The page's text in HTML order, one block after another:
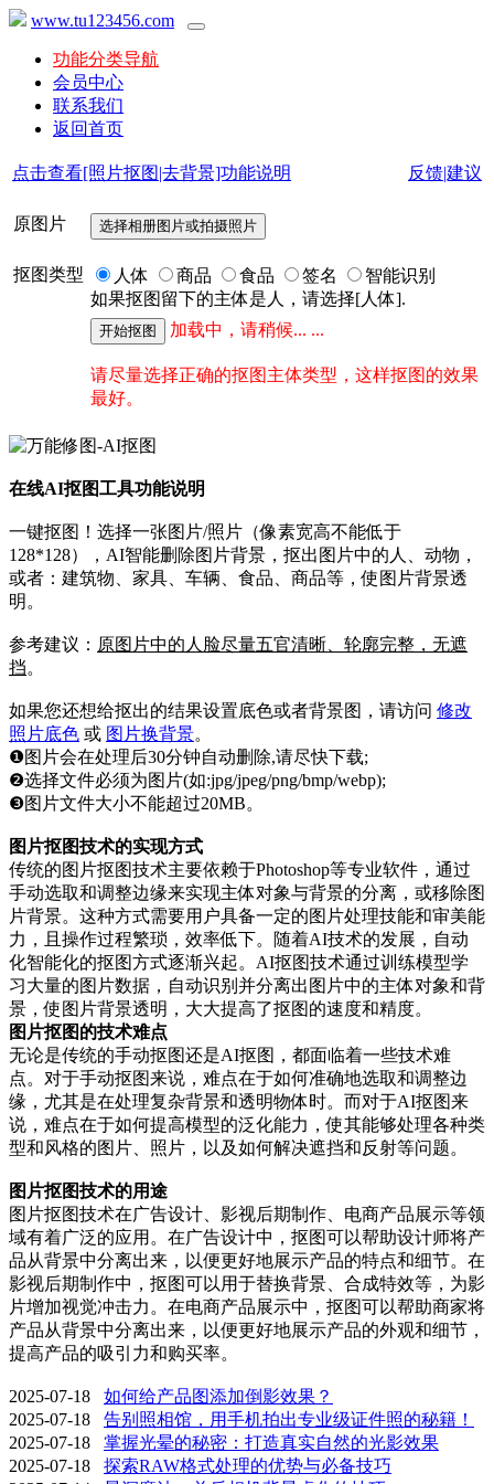
www.tu123456.com
功能分类导航
会员中心
联系我们
返回首页
点击查看[照片抠图|去背景]功能说明 反馈|建议
原图片
抠图类型 人体 商品 食品 签名
智能识别
如果抠图留下的主体是人，请选择[人体].
加载中，请稍候... ...
请尽量选择正确的抠图主体类型，这样抠图的效果
最好。
在线AI抠图工具功能说明
一键抠图！选择一张图片/照片（像素宽高不能低于
128*128），AI智能删除图片背景，抠出图片中的人、动物，
或者：建筑物、家具、车辆、食品、商品等，使图片背景透
明。
参考建议： 原图片中的人脸尽量五官清晰、轮廓完整，无遮
挡。
如果您还想给抠出的结果设置底色或者背景图，请访问 修改
照片底色 或 图片换背景。
❶图片会在处理后30分钟自动删除,请尽快下载;
❷选择文件必须为图片(如:jpg/jpeg/png/bmp/webp);
❸图片文件大小不能超过20MB。
图片抠图技术的实现方式
传统的图片抠图技术主要依赖于Photoshop等专业软件，通过
手动选取和调整边缘来实现主体对象与背景的分离，或移除图
片背景。这种方式需要用户具备一定的图片处理技能和审美能
力，且操作过程繁琐，效率低下。随着AI技术的发展，自动
化智能化的抠图方式逐渐兴起。AI抠图技术通过训练模型学
习大量的图片数据，自动识别并分离出图片中的主体对象和背
景，使图片背景透明，大大提高了抠图的速度和精度。
图片抠图的技术难点
无论是传统的手动抠图还是AI抠图，都面临着一些技术难
点。对于手动抠图来说，难点在于如何准确地选取和调整边
缘，尤其是在处理复杂背景和透明物体时。而对于AI抠图来
说，难点在于如何提高模型的泛化能力，使其能够处理各种类
型和风格的图片、照片，以及如何解决遮挡和反射等问题。
图片抠图技术的用途
图片抠图技术在广告设计、影视后期制作、电商产品展示等领
域有着广泛的应用。在广告设计中，抠图可以帮助设计师将产
品从背景中分离出来，以便更好地展示产品的特点和细节。在
影视后期制作中，抠图可以用于替换背景、合成特效等，为影
片增加视觉冲击力。在电商产品展示中，抠图可以帮助商家将
产品从背景中分离出来，以便更好地展示产品的外观和细节，
提高产品的吸引力和购买率。
2025-07-18
如何给产品图添加倒影效果？
2025-07-18
告别照相馆，用手机拍出专业级证件照的秘籍！
2025-07-18
掌握光晕的秘密：打造真实自然的光影效果
2025-07-18
探索RAW格式处理的优势与必备技巧